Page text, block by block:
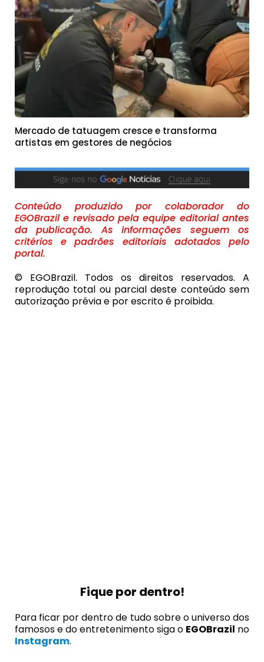
Mercado de tatuagem cresce e transforma
artistas em gestores de negócios
Conteúdo produzido por colaborador do
EGOBrazil e revisado pela equipe editorial antes
da publicação. As informações seguem os
critérios e padrões editoriais adotados pelo
portal.
© EGOBrazil. Todos os direitos reservados. A
reprodução total ou parcial deste conteúdo sem
autorização prévia e por escrito é proibida.
Fique por dentro!
Para ficar por dentro de tudo sobre o universo dos
famosos e do entretenimento siga o EGOBrazil no
Instagram.